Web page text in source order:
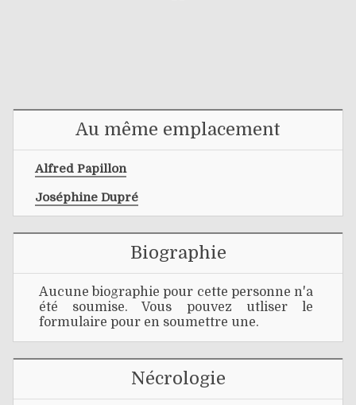
Au même emplacement
Alfred Papillon
Joséphine Dupré
Biographie
Aucune biographie pour cette personne n'a
été soumise. Vous pouvez utliser le
formulaire pour en soumettre une.
Nécrologie